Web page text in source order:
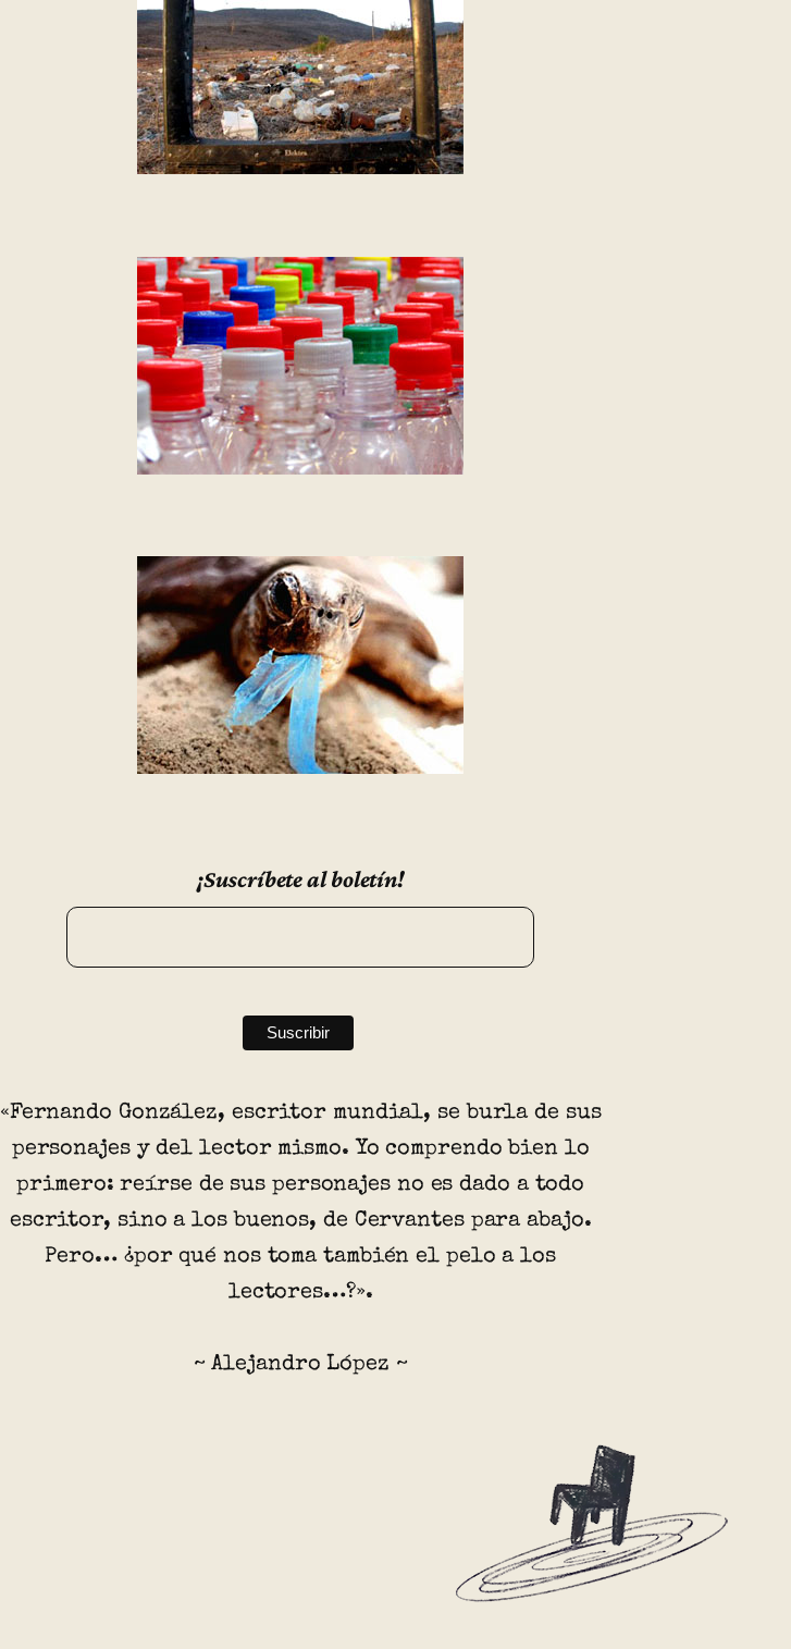
¡Suscríbete al boletín!
«Fernando González, escritor mundial, se burla de sus
personajes y del lector mismo. Yo comprendo bien lo
primero: reírse de sus personajes no es dado a todo
escritor, sino a los buenos, de Cervantes para abajo.
Pero… ¿por qué nos toma también el pelo a los
lectores…?».
~ Alejandro López ~